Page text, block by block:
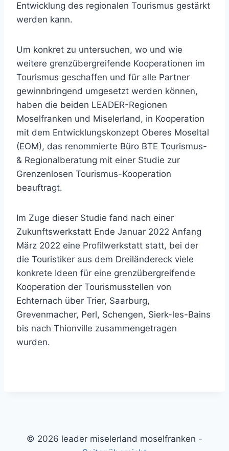
Entwicklung des regionalen Tourismus gestärkt
werden kann.
Um konkret zu untersuchen, wo und wie
weitere grenzübergreifende Kooperationen im
Tourismus geschaffen und für alle Partner
gewinnbringend umgesetzt werden können,
haben die beiden LEADER-Regionen
Moselfranken und Miselerland, in Kooperation
mit dem Entwicklungskonzept Oberes Moseltal
(EOM), das renommierte Büro BTE Tourismus-
& Regional­beratung mit einer Studie zur
Grenzenlosen Tourismus-Kooperation
beauftragt.
Im Zuge dieser Studie fand nach einer
Zukunftswerkstatt Ende Januar 2022 Anfang
März 2022 eine Profilwerkstatt statt, bei der
die Touristiker aus dem Dreiländereck viele
konkrete Ideen für eine grenzübergreifende
Kooperation der Tourismusstellen von
Echternach über Trier, Saarburg,
Grevenmacher, Perl, Schengen, Sierk-les-Bains
bis nach Thionville zusammengetragen
wurden.
© 2026 leader miselerland moselfranken -